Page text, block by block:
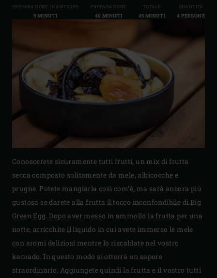
PREPARAZIONE IN ANTICIPO
5 MINUTI
PREPARAZIONE
40 MINUTI
TOTALE
45 MINUTI
QUANTITÀ
4 PERSONE
Conoscerete sicuramente tutti frutti, un mix di frutta
secca composto solitamente da mele, albicocche e
prugne. Potete mangiarla così com’è, ma sarà ancora più
gustosa se darete alla frutta il tocco inconfondibile di Big
Green Egg. Dopo aver messo in ammollo la frutta per una
notte, arricchite il liquido in cui avete immerso le mele
con aromi deliziosi mentre lo riscaldate nel vostro
kamado. In questo modo si otterrà un sapore
straordinario. Aggiungete quindi la frutta e il vostro tutti